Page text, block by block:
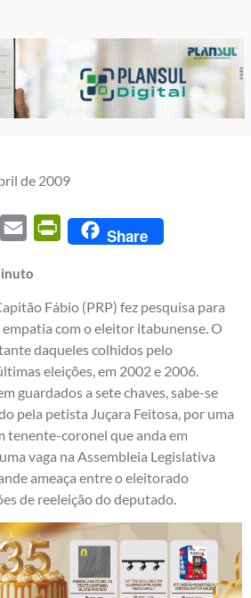
de 2009
Twitter Email PrintFriendly
Share
Fábio (PRP) fez pesquisa para
com o eleitor itabunense. O
daqueles colhidos pelo
eleições, em 2002 e 2006.
guardados a sete chaves, sabe-se
pela petista Juçara Feitosa, por uma
tenente-coronel que anda em
vaga na Assembleia Legislativa
ameaça entre o eleitorado
de reeleição do deputado.